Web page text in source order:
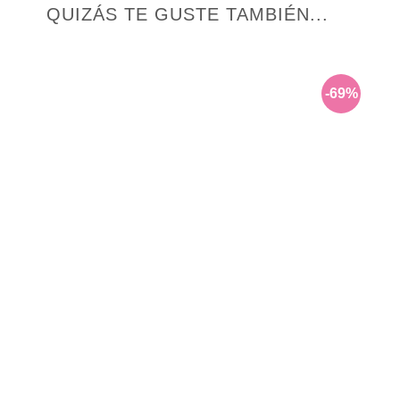
QUIZÁS TE GUSTE TAMBIÉN...
-69%